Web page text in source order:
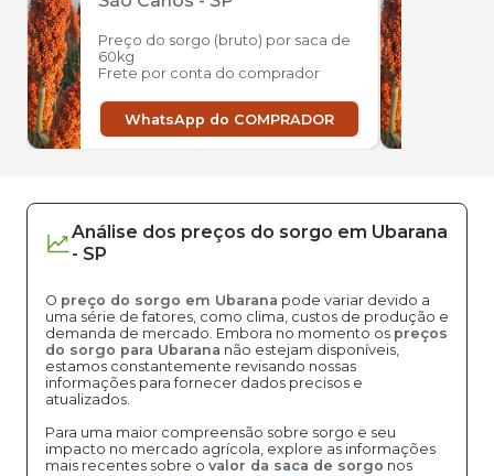
Preço do sorgo (bruto) por saca de
60kg
Frete por conta do comprador
WhatsApp do COMPRADOR
Análise dos preços do sorgo em Ubarana
- SP
O preço do sorgo em Ubarana pode variar devido a
uma série de fatores, como clima, custos de produção e
demanda de mercado. Embora no momento os preços
do sorgo para Ubarana não estejam disponíveis,
estamos constantemente revisando nossas
informações para fornecer dados precisos e
atualizados.
Para uma maior compreensão sobre sorgo e seu
impacto no mercado agrícola, explore as informações
mais recentes sobre o valor da saca de sorgo nos